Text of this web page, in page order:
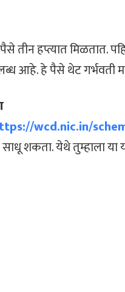
तीन हप्त्यात मिळतात.
आहे. हे पैसे थेट गर्भवती
wcd.nic.in/
शकता. येथे तुम्हाला या